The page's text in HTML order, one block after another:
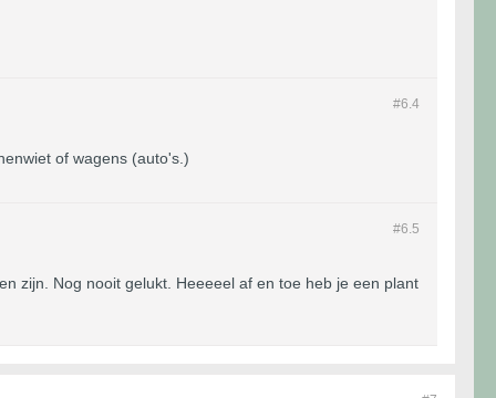
#6.4
of wagens (auto's.)
#6.5
zijn. Nog nooit gelukt. Heeeeel af en toe heb je een plant